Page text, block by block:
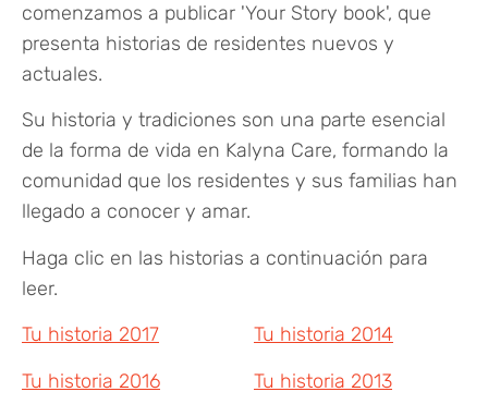
comenzamos a publicar 'Your Story book', que
presenta historias de residentes nuevos y
actuales.
Su historia y tradiciones son una parte esencial
de la forma de vida en Kalyna Care, formando la
comunidad que los residentes y sus familias han
llegado a conocer y amar.
Haga clic en las historias a continuación para
leer.
Tu historia 2017
Tu historia 2016
Tu historia 2014
Tu historia 2013